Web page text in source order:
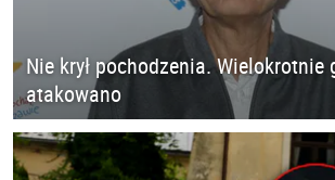
Nie krył pochodzenia. Wielokrotnie
atakowano